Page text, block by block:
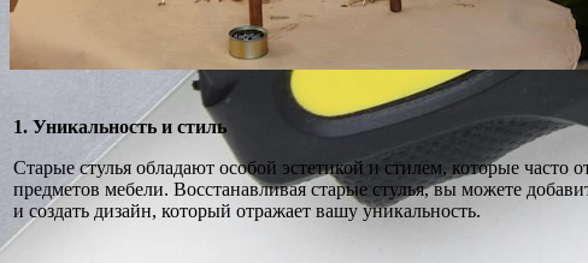
1. Уникальность и стиль
Старые стулья обладают особой эстетикой и стилем, которые часто
предметов мебели. Восстанавливая старые стулья, вы можете
и создать дизайн, который отражает вашу уникальность.